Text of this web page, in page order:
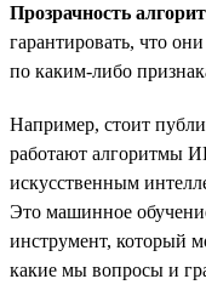
Прозрачность
гарантировать, что
по каким-либо
Например, стоит
работают алгоритмы
искусственным
Это машинное
инструмент, который
какие мы вопросы и